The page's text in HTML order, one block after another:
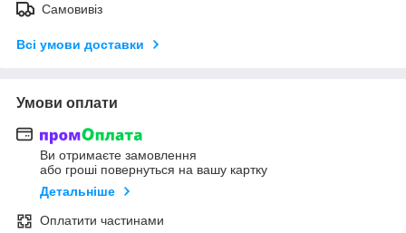
Самовивіз
Всі умови доставки
Умови оплати
Ви отримаєте замовлення
або гроші повернуться на вашу картку
Детальніше
Оплатити частинами